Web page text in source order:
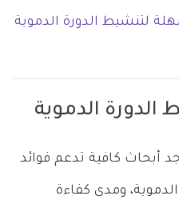
لتنشيط الدورة الدموية
الدموية
أبحاث كافية تدعم فوائد
ومدى كفاءة